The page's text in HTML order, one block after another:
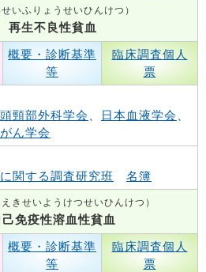
せいふりょうせいひんけつ）
再生不良性貧血
概要・診断基準
等
臨床調査個人
票
頸部外科学会 、 日本血液学会 、
ん学会
関する調査研究班
名簿
えきせいようけつせいひんけつ）
己免疫性溶血性貧血
概要・診断基準
等
臨床調査個人
票